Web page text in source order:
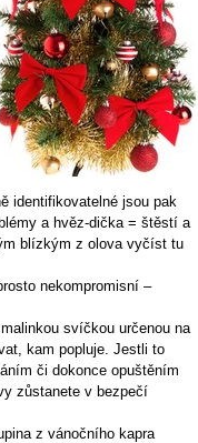
identifikovatelné jsou pak
a hvěz-dička = štěstí a
blízkým z olova vyčíst tu
nekompromisní –
svíčkou určenou na
kam popluje. Jestli to
či dokonce opuštěním
zůstanete v bezpečí
z vánočního kapra